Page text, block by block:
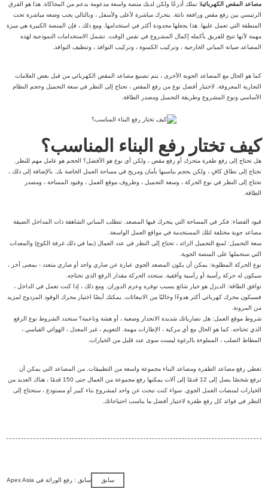
مصاعد المقص الكهربائيلا تملك أذرعًا ولكن لديك منصة واسعة مدعومة بدعم من المحاكاة. هذا هو الفرق
الرئيسي بين رفع مقص ورافعة ناتئة. يتحرك مباشرة لأعلى ولأسفل ، وبالتالي يجب وضعه مباشرة تحت
المنطقة التي تعمل عليها. هذا يجعلها محدودة أكثر في استخدامها. ومع ذلك ، فإن المنصة الكبيرة هي ميزة
مهمة لأنها تتيح للفريق بأكمله إكمال المشروع في نفس الوقت. تشمل الاستخدامات النموذجية لهذه
المصاعد صيانة المباني الخارجية ، وتركيب الكسوة ، وتركيب النوافذ ، وتنظيف النوافذ.
كما هو الحال مع المصاعد الجوية الأخرى ، يتم تصنيع مصاعد المقص الكهربائي من قبل بعض العلامات
التجارية المعروفة. لاختيار أفضل نوع من رفع المقص ، تحتاج إلى النظر في سعة التحميل وحجم النظام
الأساسي ونوع المشروع وطريقة التحميل ومصدر الطاقة.
كيف تختار رفع البناء المناسب؟
هل تحتاج إلى رفع طفرة متحرك أو رفع مقص ، ولكن أي نوع هو الأفضل؟ الحجم هو عامل مهم للنظر.
تحتاج إلى نطاق كافٍ ، ولكن بحجم يناسبها بأمان ومريح في مساحة العمل الخاصة بك. بالإضافة إلى ذلك ،
تحتاج إلى النظر في نوع الحركة ، وسعة التحميل ، وظروف موقع العمل ، وقيود المساحة ، ومصدر
الطاقة.
قيود الفضاء: فكر في المساحة التي يتحرك فيها المصعد. تتطلب المباني الشاهقة ذات المداخل الضيقة
مصاعد جوية مختلفة لتلك المستخدمة في مواقع العمل الواسعة.
سعة التحميل: لمنع التحميل الزائد ، تحتاج إلى النظر في عدد العمال (بما في ذلك غرفة الكوع) والمعدات
التي ستحملها على المنصة الجوية.
نوع الحركة المطلوبة: يمكن أن يكون المصعد الجوي عبارة عن صاري واحد أو صاري متعدد - بمعنى آخر ،
سيكون له حركة رأسية أو رأسية وأفقية. ستحدد الحركة مقدار الرفع الذي تحتاجه.
توافق الطاقة: الديزل هو خيار شائع بسبب توفره وعزم الدوران. ومع ذلك ، إذا كنت تعمل في الداخل ،
فسيكون محرك كهربائي أكثر هدوءًا وخاليًا من الانبعاثات. يمكنك أيضًا اختيار محرك الوقود المزدوج لمزيد
من المرونة.
شروط موقع العمل: هل تضارياتك شديدة الانحدار وصعبة ، أو هشة وناعمة؟ ستحدد الشروط نوع الرفع
الذي تحتاجه. كما هو الحال مع أي مركبة ، الإطارات مهمة. التعويم ، غير المعدل ، الهوائي القياسي ،
المطاط الصلب ، المملوءة بالرغوة ليست سوى عدد قليل من الخيارات.
تغطي رفع مصاعد الطفرة ومصاعد البناء مجموعة واسعة من التطبيقات. من المصاعد التي يمكن أن
ترفع شخصًا يصل إلى 12 قدمًا إلى آلات يمكنها رفع مجموعة من العمال حتى 150 قدمًا ، هناك العديد من
الخيارات لمنصات العمل الجوي. سواء كنت تبحث عن واحد لمشروع بناء كبير أو مستودع ، ستحتاج إلى
النظر في فوائد كل رفع طفرة لاختيار أفضل ما يناسب احتياجاتك.
سابق سابق : رفع الوراثة في Apex Asia